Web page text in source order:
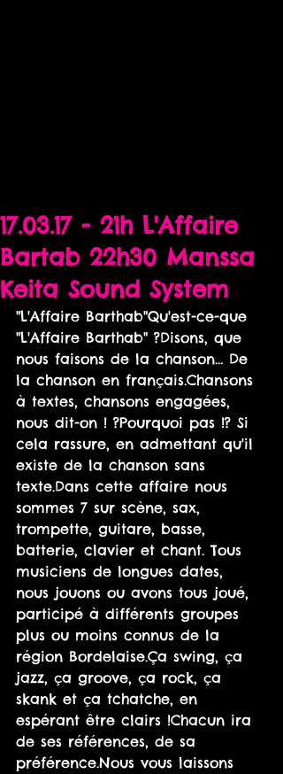
17.03.17 - 21h L'Affaire
Bartab 22h30 Manssa
Keita Sound System
"L'Affaire Barthab"Qu'est-ce-que
"L'Affaire Barthab" ?Disons, que
nous faisons de la chanson... De
la chanson en français.Chansons
à textes, chansons engagées,
nous dit-on ! ?Pourquoi pas !? Si
cela rassure, en admettant qu'il
existe de la chanson sans
texte.Dans cette affaire nous
sommes 7 sur scène, sax,
trompette, guitare, basse,
batterie, clavier et chant. Tous
musiciens de longues dates,
nous jouons ou avons tous joué,
participé à différents groupes
plus ou moins connus de la
région Bordelaise.Ça swing, ça
jazz, ça groove, ça rock, ça
skank et ça tchatche, en
espérant être clairs !Chacun ira
de ses références, de sa
préférence.Nous vous laissons